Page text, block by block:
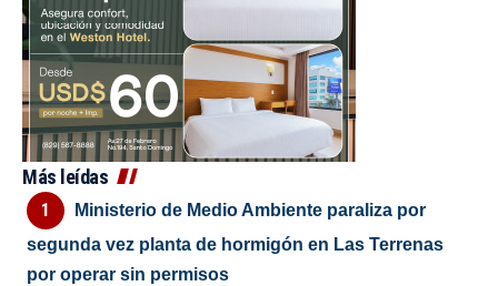
Más leídas
Ministerio de Medio Ambiente paraliza por
segunda vez planta de hormigón en Las Terrenas
por operar sin permisos